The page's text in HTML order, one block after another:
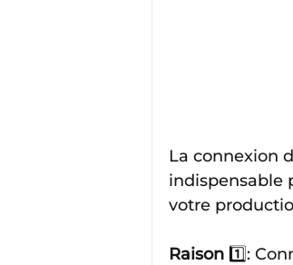
La connexion
indispensable
votre
Raison 1️⃣: